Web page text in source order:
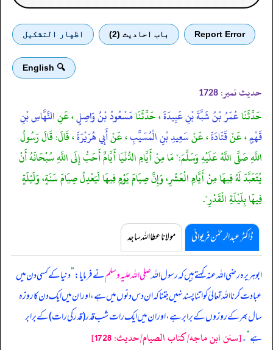
Report Error باب احادیث (2) اظهار التشكيل
🔍 English
حدیث نمبر: 1728
حَدَّثَنَاعُمَرُ بْنُ شَبَّةَ بْنِ عَبِيدَةَ، حَدَّثَنَامَسْعُودُ بْنُ وَاصِلٍ، عَنِالنَّهَّاسِ بْنِ
قَهْمٍ، عَنْقَتَادَةَ، عَنْسَعِيدِ بْنِ الْمُسَيَّبِ، عَنْأَبِي هُرَيْرَةَ، قَالَ: قَالَ رَسُولُ
اللَّهِ صَلَّى اللَّهُ عَلَيْهِ وَسَلَّمَ:" مَا مِنْ أَيَّامِ الدُّنْيَا أَيَّامٌ أَحَبُّ إِلَى اللَّهِ سُبْحَانَهُ أَنْ
يُتَعَبَّدَ لَهُ فِيهَا مِنْ أَيَّامِ الْعَشْرِ، وَإِنَّ صِيَامَ يَوْمٍ فِيهَا لَيَعْدِلُ صِيَامَ سَنَةٍ، وَلَيْلَةٍ
فِيهَا بِلَيْلَةِ الْقَدْرِ".
ڈاکٹر عبدالرحمٰن فریوائی مولانا عطا اللہ ساجد
ابوہریرہ رضی اللہ عنہ کہتے ہیں کہرسول اللہصلی اللہ علیہ وسلمنے فرمایا:”دنیا کے کسی دن میں
عبادت کرنا اللہ تعالیٰ کو اتنا پسند نہیں جتنا کہ ان دس دنوں میں ہے، اور ان میں ایک دن کا روزہ
سال بھر کے روزوں کے برابر ہے، اور ان میں ایک رات شب قدر (قدر کی رات) کے برابر
ہے“۔[سنن ابن ماجه/كتاب الصيام/حدیث: 1728]